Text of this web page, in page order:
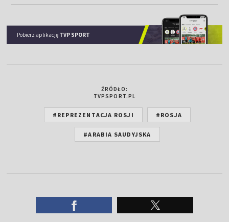
Pobierz aplikację TVP SPORT
ŹRÓDŁO:
TVPSPORT.PL
#REPREZENTACJA ROSJI #ROSJA
#ARABIA SAUDYJSKA